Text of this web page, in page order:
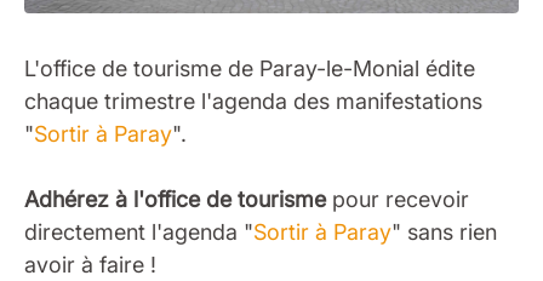
L'office de tourisme de Paray-le-Monial édite
chaque trimestre l'agenda des manifestations
"Sortir à Paray".
Adhérez à l'office de tourismepour recevoir
directement l'agenda "Sortir à Paray" sans rien
avoir à faire !